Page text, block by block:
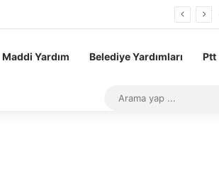
Maddi Yardım Belediye Yardımları Ptt